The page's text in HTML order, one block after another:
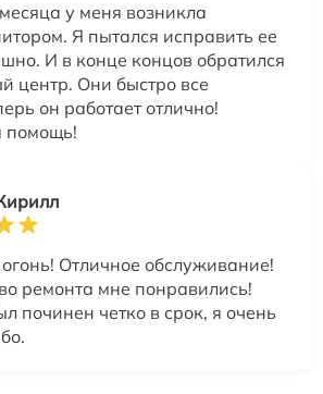
у меня возникла
Я пытался исправить ее
И в конце концов обратился
центр. Они быстро все
он работает отлично!
помощь!
Отличное обслуживание!
ремонта мне понравились!
починен четко в срок, я очень